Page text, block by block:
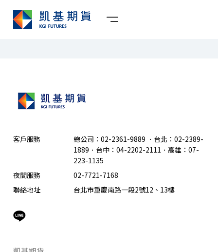
客戶服務 總公司：02-2361-9889 ． 台北：02-2389-
1889．台中：04-2202-2111．高雄：07-
223-1135
夜間服務
02-7721-7168
聯絡地址
台北市重慶南路一段2號12、13樓